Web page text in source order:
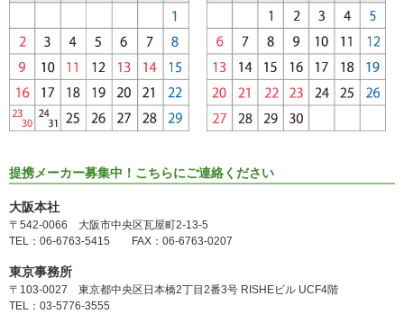
提携メーカー募集中！こちらにご連絡ください
大阪本社
〒542-0066 大阪市中央区瓦屋町2-13-5
TEL：06-6763-5415 FAX：06-6763-0207
東京事務所
〒103-0027 東京都中央区日本橋2丁目2番3号 RISHEビル UCF4階
TEL：03-5776-3555